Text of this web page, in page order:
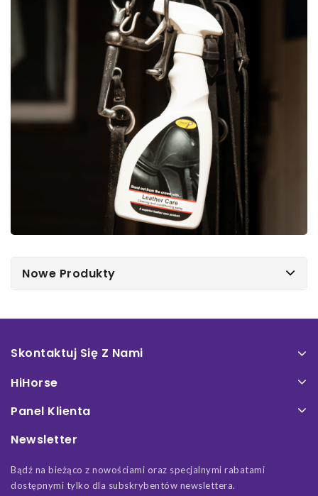
Nowe Produkty
Skontaktuj Się Z Nami
HiHorse
Panel Klienta
Newsletter
Bądź na bieżąco z nowościami oraz specjalnymi rabatami
dostępnymi tylko dla subskrybentów newslettera.